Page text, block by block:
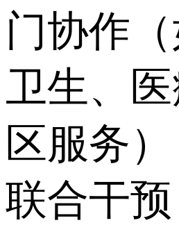
门协作
卫生、
区服务
联合干